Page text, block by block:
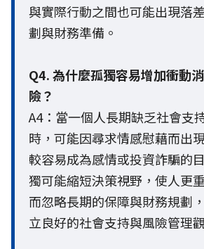
與實際行動之間也可能出現落
劃與財務準備。
Q4. 為什麼孤獨容易增加衝動
險？
A4：當一個人長期缺乏社會支
時，可能因尋求情感慰藉而出
較容易成為感情或投資詐騙的
獨可能縮短決策視野，使人更
而忽略長期的保障與財務規劃
立良好的社會支持與風險管理